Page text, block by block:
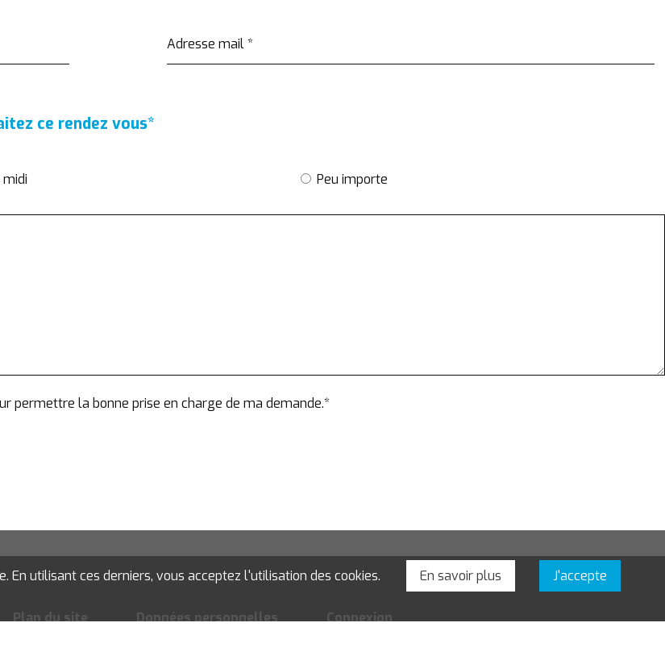
Adresse mail*
ce rendez vous*
midi Peu importe
permettre la bonne prise en charge de ma demande.*
Plan du site Données personnelles Connexion
En savoir plus J'accepte
utilisant ces derniers, vous acceptez l'utilisation des cookies.